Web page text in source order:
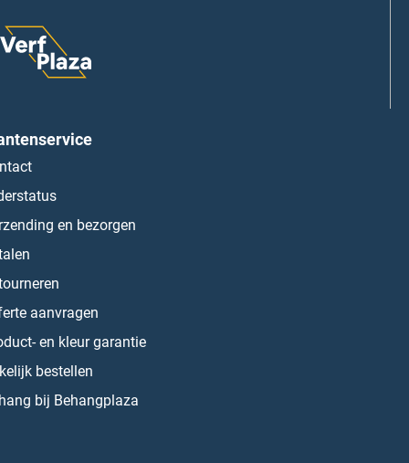
en bezorgen
aanvragen
en kleur garantie
bestellen
bij Behangplaza